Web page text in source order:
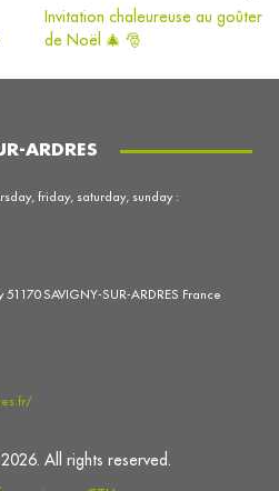
Invitation chaleureuse au goûter
de Noël 🎄 🎅
ARDRES
SAVIGNY-SUR-ARDRES France
friday, saturday, sunday :
All rights reserved.